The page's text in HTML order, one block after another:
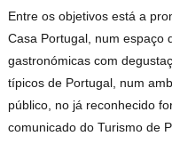
Entre os objetivos está a
Casa Portugal, num espaço
gastronómicas com
típicos de Portugal, num
público, no já reconhecido
comunicado do Turismo de